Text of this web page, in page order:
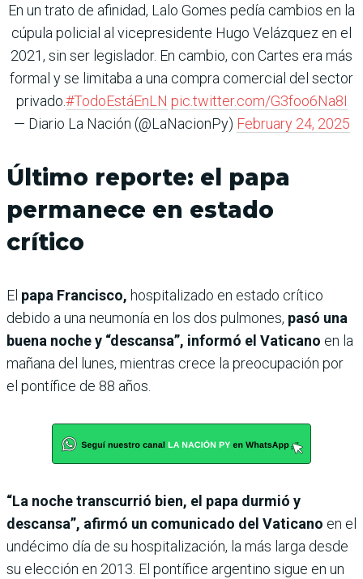
En un trato de afinidad, Lalo Gomes pedía cambios en la
cúpula policial al vicepresidente Hugo Velázquez en el
2021, sin ser legislador. En cambio, con Cartes era más
formal y se limitaba a una compra comercial del sector
privado.#TodoEstáEnLN pic.twitter.com/G3foo6Na8I
— Diario La Nación (@LaNacionPy) February 24, 2025
Último reporte: el papa
permanece en estado
crítico
El papa Francisco, hospitalizado en estado crítico
debido a una neumonía en los dos pulmones, pasó una
buena noche y “descansa”, informó el Vaticano en la
mañana del lunes, mientras crece la preocupación por
el pontífice de 88 años.
“La noche transcurrió bien, el papa durmió y
descansa”, afirmó un comunicado del Vaticano en el
undécimo día de su hospitalización, la más larga desde
su elección en 2013. El pontífice argentino sigue en un